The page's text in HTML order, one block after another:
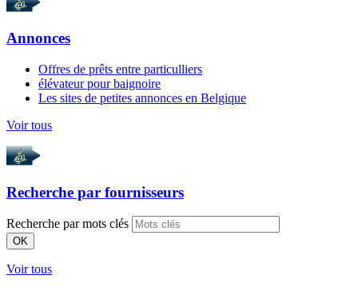
Annonces
Offres de prêts entre particulliers
élévateur pour baignoire
Les sites de petites annonces en Belgique
Voir tous
Recherche par fournisseurs
Recherche par mots clés
OK
Voir tous